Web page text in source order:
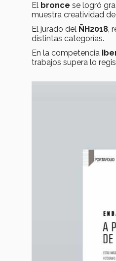
El bronce se logró
muestra creatividad
El jurado del ÑH2018,
distintas categorí­as.
En la competencia
trabajos supera lo